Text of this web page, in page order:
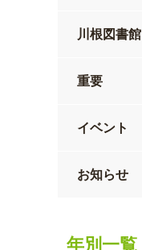
川根図書館
重要
イベント
お知らせ
年別一覧